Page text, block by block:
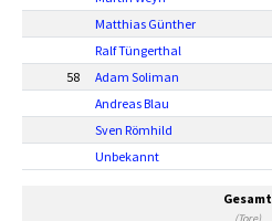
Matthias Günther
Ralf Tüngerthal
58
Adam Soliman
Andreas Blau
Sven Römhild
Unbekannt
Gesamt